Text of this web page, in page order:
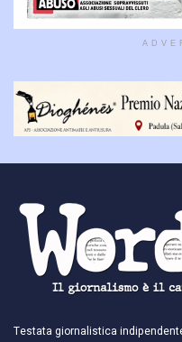
Testata giornalistica